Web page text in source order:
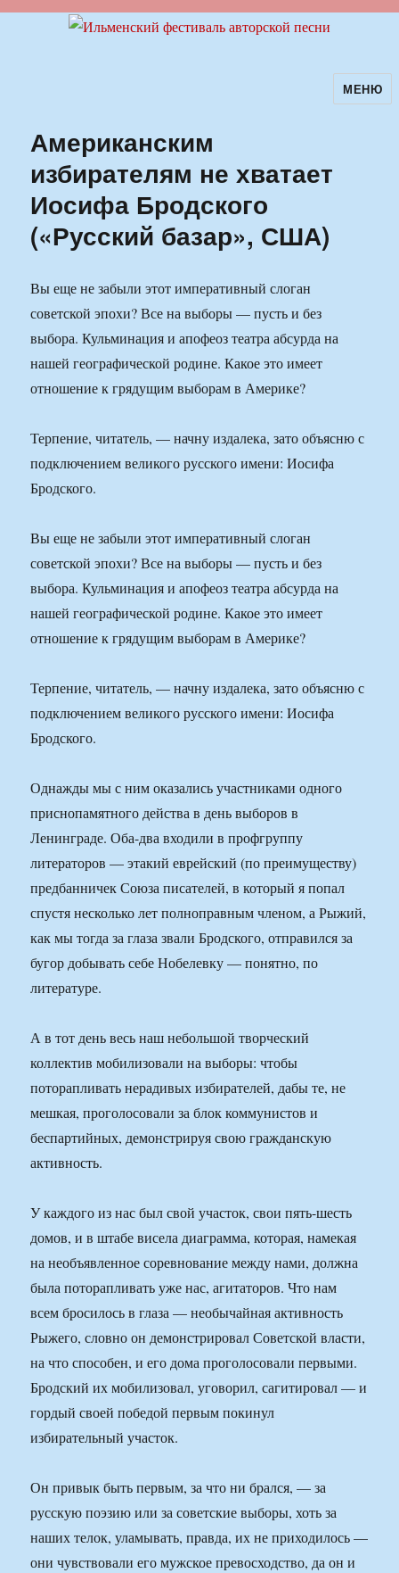
Ильменский фестиваль авторскойМЕНЮ
Американским
избирателям не хватает
Иосифа Бродского
(«Русский базар», США)
Вы еще не забыли этот императивный слоган
советской эпохи? Все на выборы — пусть и без
выбора. Кульминация и апофеоз театра абсурда на
нашей географической родине. Какое это имеет
отношение к грядущим выборам в Америке?
Терпение, читатель, — начну издалека, зато объясню с
подключением великого русского имени: Иосифа
Бродского.
Вы еще не забыли этот императивный слоган
советской эпохи? Все на выборы — пусть и без
выбора. Кульминация и апофеоз театра абсурда на
нашей географической родине. Какое это имеет
отношение к грядущим выборам в Америке?
Терпение, читатель, — начну издалека, зато объясню с
подключением великого русского имени: Иосифа
Бродского.
Однажды мы с ним оказались участниками одного
приснопамятного действа в день выборов в
Ленинграде. Оба-два входили в профгруппу
литераторов — этакий еврейский (по преимуществу)
предбанничек Союза писателей, в который я попал
спустя несколько лет полноправным членом, а Рыжий,
как мы тогда за глаза звали Бродского, отправился за
бугор добывать себе Нобелевку — понятно, по
литературе.
А в тот день весь наш небольшой творческий
коллектив мобилизовали на выборы: чтобы
поторапливать нерадивых избирателей, дабы те, не
мешкая, проголосовали за блок коммунистов и
беспартийных, демонстрируя свою гражданскую
активность.
У каждого из нас был свой участок, свои пять-шесть
домов, и в штабе висела диаграмма, которая, намекая
на необъявленное соревнование между нами, должна
была поторапливать уже нас, агитаторов. Что нам
всем бросилось в глаза — необычайная активность
Рыжего, словно он демонстрировал Советской власти,
на что способен, и его дома проголосовали первыми.
Бродский их мобилизовал, уговорил, сагитировал — и
гордый своей победой первым покинул
избирательный участок.
Он привык быть первым, за что ни брался, — за
русскую поэзию или за советские выборы, хоть за
наших телок, уламывать, правда, их не приходилось —
они чувствовали его мужское превосходство, да он и